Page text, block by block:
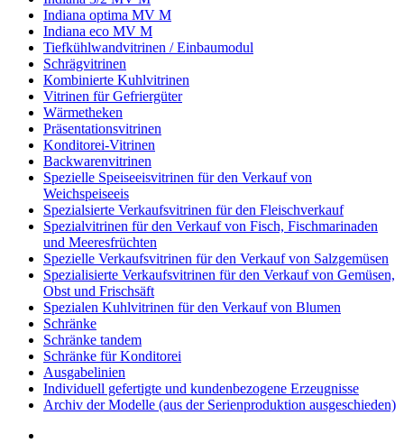
Indiana optima MV M
Indiana eco MV M
Tiefkühlwandvitrinen / Einbaumodul
Schrägvitrinen
Кombinierte Kuhlvitrinen
Vitrinen für Gefriergüter
Wärmetheken
Präsentationsvitrinen
Konditorei-Vitrinen
Backwarenvitrinen
Spezielle Speiseeisvitrinen für den Verkauf von
Weichspeiseeis
Spezialsierte Verkaufsvitrinen für den Fleischverkauf
Spezialvitrinen für den Verkauf von Fisch, Fischmarinaden
und Meeresfrüchten
Spezielle Verkaufsvitrinen für den Verkauf von Salzgemüsen
Spezialisierte Verkaufsvitrinen für den Verkauf von Gemüsen,
Obst und Frischsäft
Spezialen Kuhlvitrinen für den Verkauf von Blumen
Schränke
Schränke tandem
Schränke für Konditorei
Ausgabelinien
Individuell gefertigte und kundenbezogene Erzeugnisse
Archiv der Modelle (aus der Serienproduktion ausgeschieden)